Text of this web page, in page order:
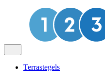
Terrastegels